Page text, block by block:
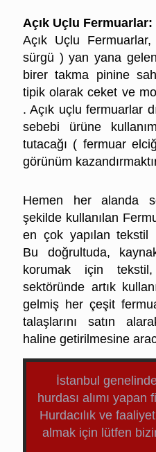
Açık Uçlu Fermuarlar:
Açık Uçlu
sürgü ) yan yana
birer takma pinine
tipik olarak ceket ve
. Açık uçlu fermuarlar
sebebi ürüne
tutacağı ( fermuar
görünüm
Hemen her alanda
şekilde kullanılan
en çok yapılan tekstil
Bu doğrultuda,
korumak için
sektöründe artık
gelmiş her çeşit
talaşlarını satın
haline getirilmesine
İstanbul
hurdası alımı yapan
Hurdacılık ve
almak için lütfen